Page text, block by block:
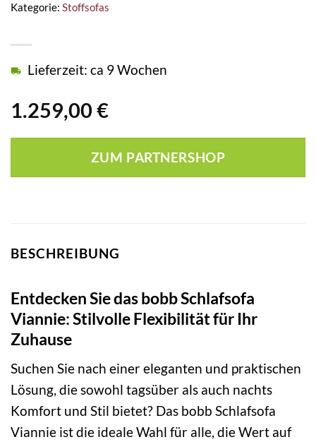
1.259,00 €
Lieferzeit: ca 9 Wochen
ZUM PARTNERSHOP
Kategorie: Stoffsofas
BESCHREIBUNG
Entdecken Sie das bobb Schlafsofa
Viannie: Stilvolle Flexibilität für Ihr
Zuhause
Suchen Sie nach einer eleganten und praktischen
Lösung, die sowohl tagsüber als auch nachts
Komfort und Stil bietet? Das bobb Schlafsofa
Viannie ist die ideale Wahl für alle, die Wert auf